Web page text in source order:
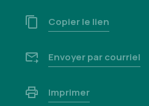
Copier le lien
Envoyer par courriel
Imprimer